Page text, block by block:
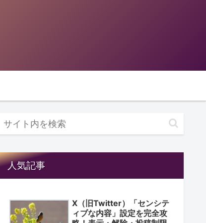
人気記事
X（旧Twitter）「センシテ
ィブな内容」設定を完全攻